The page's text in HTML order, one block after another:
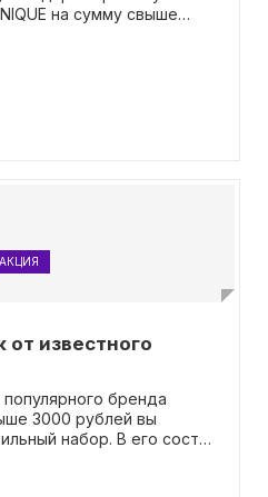
на сумму свыше
АКЦИЯ
известного
бренда
3000 рублей вы
набор. В его состав
Red также 5 мл и